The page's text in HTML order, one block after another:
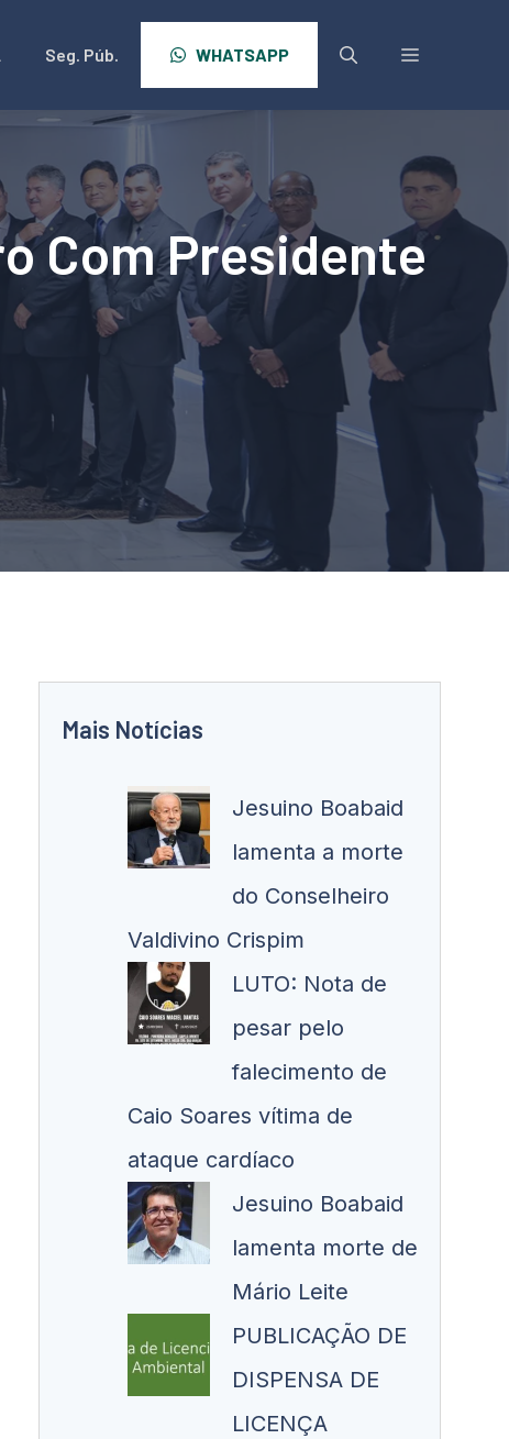
Seg. Púb. WHATSAPP
Com Presidente
Mais Notícias
Jesuino Boabaid
lamenta a morte
do Conselheiro
Valdivino Crispim
LUTO: Nota de
pesar pelo
falecimento de
Caio Soares vítima de
ataque cardíaco
Jesuino Boabaid
lamenta morte de
Mário Leite
PUBLICAÇÃO DE
DISPENSA DE
LICENÇA